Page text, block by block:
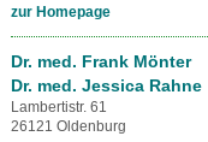
zur Homepage
Dr. med. Frank Mönter
Dr. med. Jessica Rahne
Lambertistr. 61
26121 Oldenburg